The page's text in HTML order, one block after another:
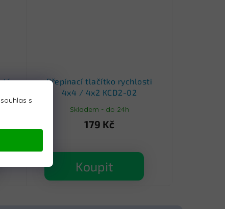
s
Přepínací tlačítko rychlosti
4x4 / 4x2 KCD2-02
Skladem - do 24h
179 Kč
Koupit